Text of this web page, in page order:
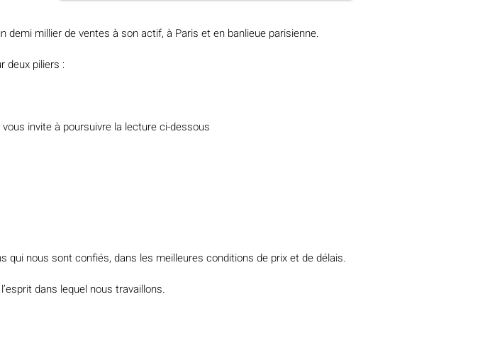
demi millier de ventes à son actif, à Paris et en banlieue parisienne.
deux piliers :
invite à poursuivre la lecture ci-dessous
nous sont confiés, dans les meilleures conditions de prix et de délais.
dans lequel nous travaillons.